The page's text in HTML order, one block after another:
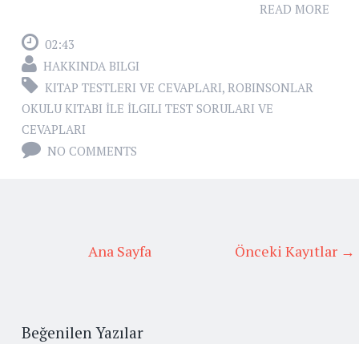
READ MORE
02:43
HAKKINDA BILGI
KITAP TESTLERI VE CEVAPLARI, ROBINSONLAR
OKULU KITABI İLE İLGILI TEST SORULARI VE
CEVAPLARI
NO COMMENTS
Önceki Kayıtlar →
Ana Sayfa
Beğenilen Yazılar